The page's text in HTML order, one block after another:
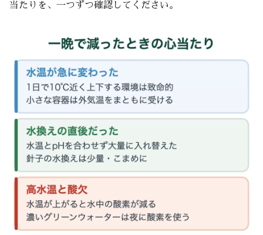
当たりを、一つずつ確認してください。